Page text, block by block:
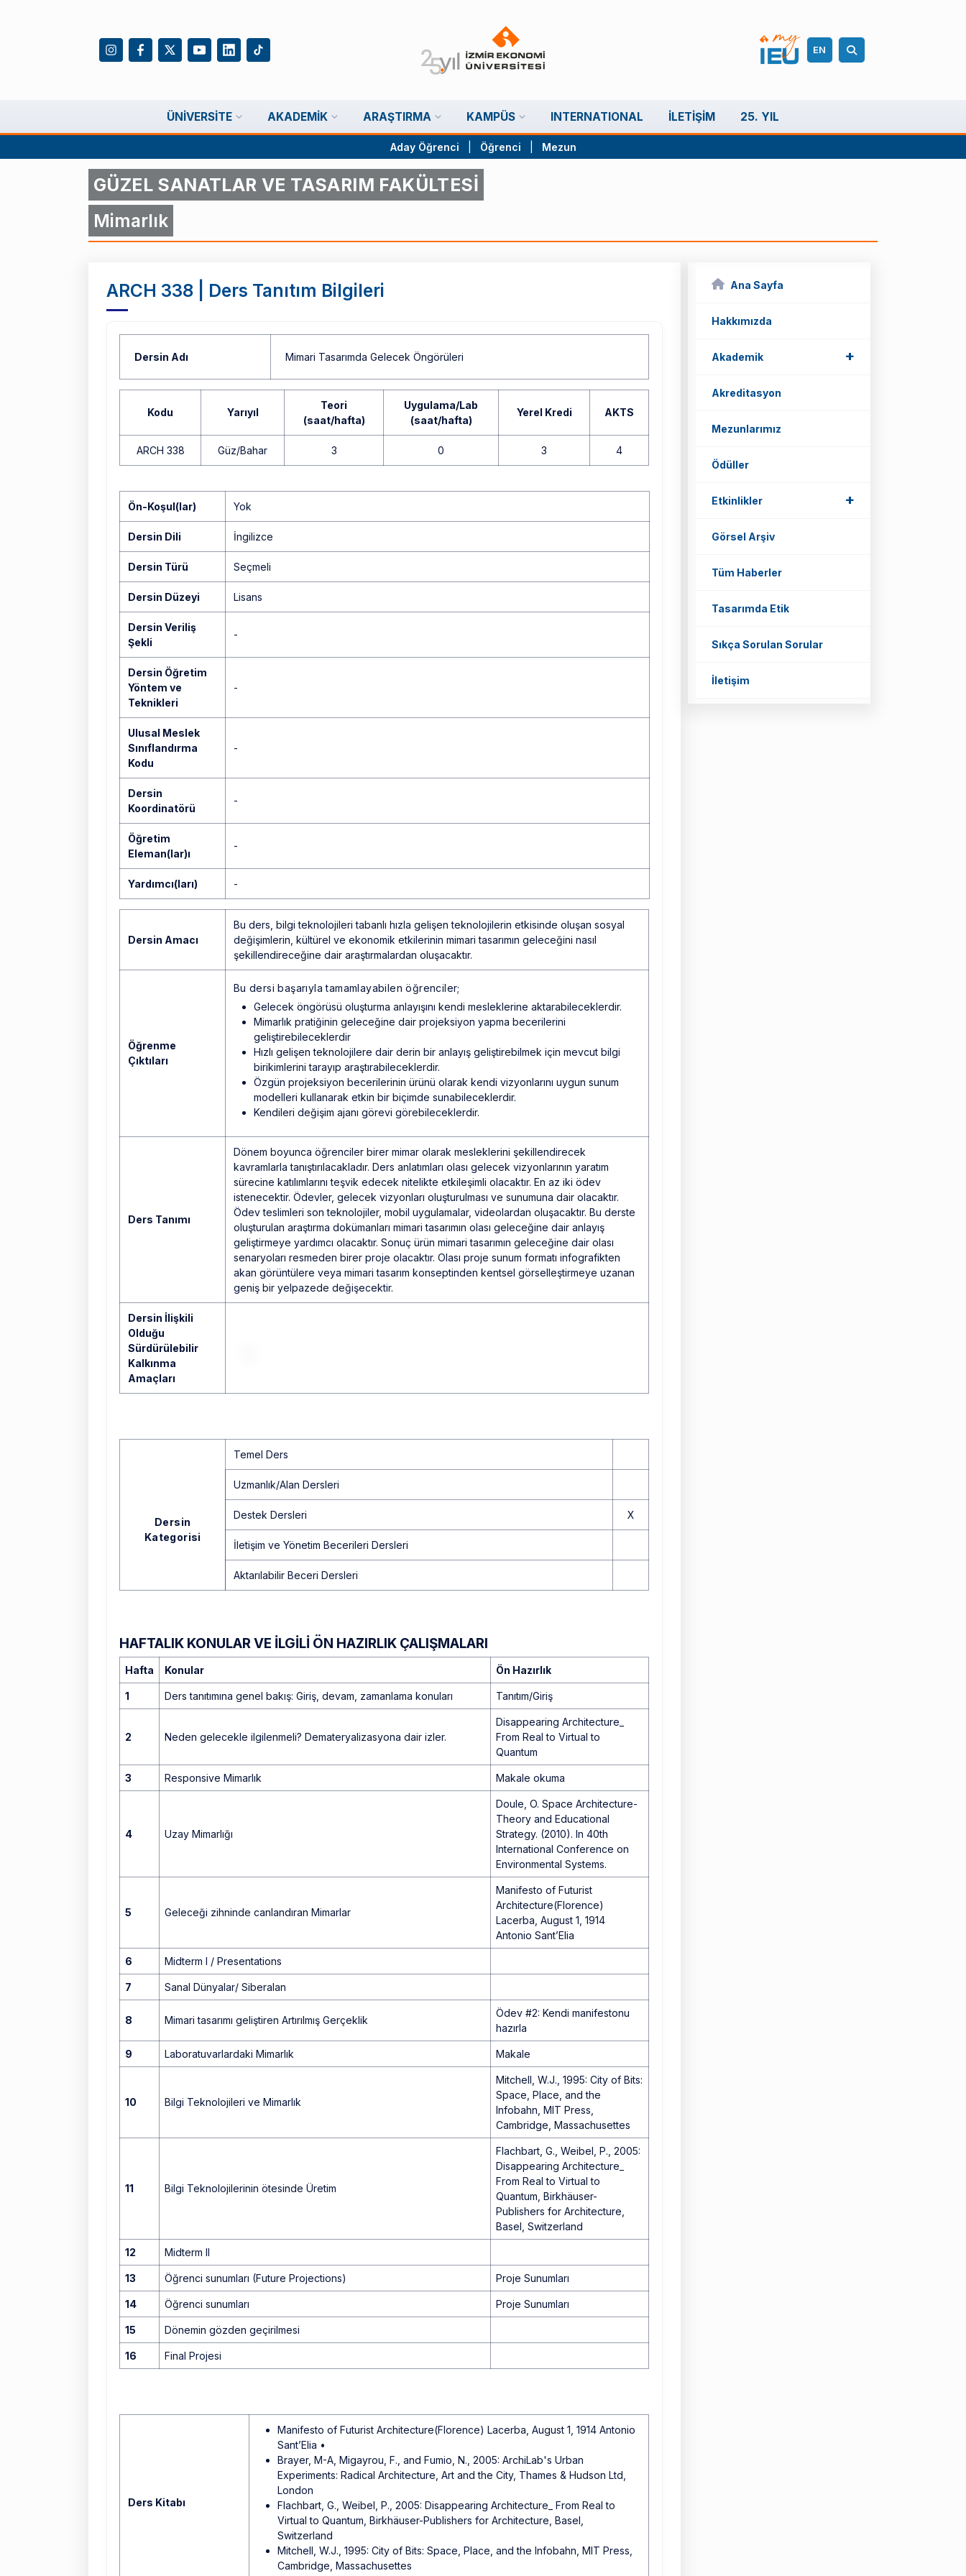
EN
ÜNIVERSITE AKADEMIK ARAŞTIRMA KAMPÜS INTERNATIONAL İLETIŞIM 25. YIL
Aday Öğrenci Öğrenci Mezun
GÜZEL SANATLAR VE TASARIM FAKÜLTESİ
Mimarlık
Ana Sayfa
Hakkımızda
Akademik +
Akreditasyon
Mezunlarımız
Ödüller
Etkinlikler +
Görsel Arşiv
Tüm Haberler
Tasarımda Etik
Sıkça Sorulan Sorular
İletişim
ARCH 338 | Ders Tanıtım Bilgileri
Dersin Adı Mimari Tasarımda Gelecek Öngörüleri
Kodu Yarıyıl
Teori
(saat/hafta)
Uygulama/Lab
(saat/hafta)
Yerel Kredi AKTS
ARCH 338 Güz/Bahar 3 0 3 4
Yok
Ön-Koşul(lar) Yok
Dersin Dili İngilizce
Dersin Türü Seçmeli
Dersin Düzeyi Lisans
Dersin Veriliş
Şekli
-
Dersin Öğretim
Yöntem ve
Teknikleri
-
Ulusal Meslek
Sınıflandırma
Kodu
-
Dersin
Koordinatörü
-
Öğretim
Eleman(lar)ı
-
Yardımcı(ları) -
Dersin Amacı
Bu ders, bilgi teknolojileri tabanlı hızla gelişen teknolojilerin etkisinde oluşan sosyal
değişimlerin, kültürel ve ekonomik etkilerinin mimari tasarımın geleceğini nasıl
şekillendireceğine dair araştırmalardan oluşacaktır.
Öğrenme
Çıktıları
Bu dersi başarıyla tamamlayabilen öğrenciler;
Gelecek öngörüsü oluşturma anlayışını kendi mesleklerine aktarabileceklerdir.
Mimarlık pratiğinin geleceğine dair projeksiyon yapma becerilerini
geliştirebileceklerdir
Hızlı gelişen teknolojilere dair derin bir anlayış geliştirebilmek için mevcut bilgi
birikimlerini tarayıp araştırabileceklerdir.
Özgün projeksiyon becerilerinin ürünü olarak kendi vizyonlarını uygun sunum
modelleri kullanarak etkin bir biçimde sunabileceklerdir.
Kendileri değişim ajanı görevi görebileceklerdir.
Ders Tanımı
Dönem boyunca öğrenciler birer mimar olarak mesleklerini şekillendirecek
kavramlarla tanıştırılacakladır. Ders anlatımları olası gelecek vizyonlarının yaratım
sürecine katılımlarını teşvik edecek nitelikte etkileşimli olacaktır. En az iki ödev
istenecektir. Ödevler, gelecek vizyonları oluşturulması ve sunumuna dair olacaktır.
Ödev teslimleri son teknolojiler, mobil uygulamalar, videolardan oluşacaktır. Bu derste
oluşturulan araştırma dokümanları mimari tasarımın olası geleceğine dair anlayış
geliştirmeye yardımcı olacaktır. Sonuç ürün mimari tasarımın geleceğine dair olası
senaryoları resmeden birer proje olacaktır. Olası proje sunum formatı infografikten
akan görüntülere veya mimari tasarım konseptinden kentsel görselleştirmeye uzanan
geniş bir yelpazede değişecektir.
Dersin İlişkili
Olduğu
Sürdürülebilir
Kalkınma
Amaçları
Dersin
Kategorisi
Temel Ders
Uzmanlık/Alan Dersleri
Destek Dersleri X
İletişim ve Yönetim Becerileri Dersleri
Aktarılabilir Beceri Dersleri
HAFTALIK KONULAR VE İLGİLİ ÖN HAZIRLIK ÇALIŞMALARI
Hafta Konular Ön Hazırlık
1 Ders tanıtımına genel bakış: Giriş, devam, zamanlama konuları Tanıtım/Giriş
2 Neden gelecekle ilgilenmeli? Demateryalizasyona dair izler.
Disappearing Architecture_
From Real to Virtual to
Quantum
3 Responsive Mimarlık Makale okuma
4 Uzay Mimarlığı
Doule, O. Space Architecture-
Theory and Educational
Strategy. (2010). In 40th
International Conference on
Environmental Systems.
5 Geleceği zihninde canlandıran Mimarlar
Manifesto of Futurist
Architecture(Florence)
Lacerba, August 1, 1914
Antonio Sant’Elia
6 Midterm I / Presentations
7 Sanal Dünyalar/ Siberalan
8 Mimari tasarımı geliştiren Artırılmış Gerçeklik
Ödev #2: Kendi manifestonu
hazırla
9 Laboratuvarlardaki Mimarlık Makale
10 Bilgi Teknolojileri ve Mimarlık
Mitchell, W.J., 1995: City of Bits:
Space, Place, and the
Infobahn, MIT Press,
Cambridge, Massachusettes
11 Bilgi Teknolojilerinin ötesinde Üretim
Flachbart, G., Weibel, P., 2005:
Disappearing Architecture_
From Real to Virtual to
Quantum, Birkhäuser-
Publishers for Architecture,
Basel, Switzerland
12 Midterm II
13 Öğrenci sunumları (Future Projections) Proje Sunumları
14 Öğrenci sunumları Proje Sunumları
15 Dönemin gözden geçirilmesi
16 Final Projesi
Ders Kitabı
Manifesto of Futurist Architecture(Florence) Lacerba, August 1, 1914 Antonio
Sant’Elia •
Brayer, M-A, Migayrou, F., and Fumio, N., 2005: ArchiLab's Urban
Experiments: Radical Architecture, Art and the City, Thames & Hudson Ltd,
London
Flachbart, G., Weibel, P., 2005: Disappearing Architecture_ From Real to
Virtual to Quantum, Birkhäuser-Publishers for Architecture, Basel,
Switzerland
Mitchell, W.J., 1995: City of Bits: Space, Place, and the Infobahn, MIT Press,
Cambridge, Massachusettes